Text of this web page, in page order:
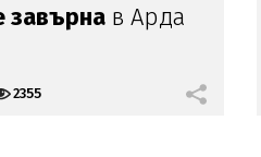
ФИФА
на Йордания
2557